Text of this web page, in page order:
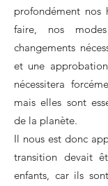
profondément nos
faire, nos
changements
et une
nécessitera
mais elles sont
de la planète.
Il nous est donc
transition devait
enfants, car ils